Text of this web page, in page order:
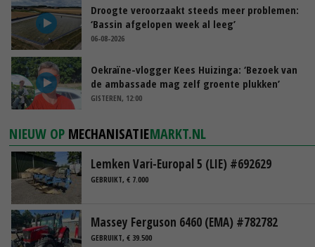
Droogte veroorzaakt steeds meer problemen:
‘Bassin afgelopen week al leeg’
06-08-2026
Oekraïne-vlogger Kees Huizinga: ‘Bezoek van
de ambassade mag zelf groente plukken’
GISTEREN, 12:00
NIEUW OP MECHANISATIEMARKT.NL
Lemken Vari-Europal 5 (LIE) #692629
GEBRUIKT, € 7.000
Massey Ferguson 6460 (EMA) #782782
GEBRUIKT, € 39.500